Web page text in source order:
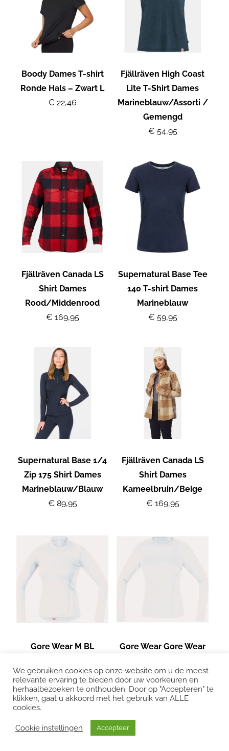
Boody Dames T-shirt
Ronde Hals – Zwart L
€ 22,46
Fjällräven High Coast
Lite T-Shirt Dames
Marineblauw/Assorti /
Gemengd
€ 54,95
Fjällräven Canada LS
Shirt Dames
Rood/Middenrood
€ 169,95
Supernatural Base Tee
140 T-shirt Dames
Marineblauw
€ 59,95
Supernatural Base 1/4
Zip 175 Shirt Dames
Marineblauw/Blauw
€ 89,95
Fjällräven Canada LS
Shirt Dames
Kameelbruin/Beige
€ 169,95
Gore Wear M BL
Shirt Dames Wit
€ 69,95
Gore Wear Gore Wear
Sleeve Shirt Dames
Wit
€ 59,95
We gebruiken cookies op onze website om u de meest
relevante ervaring te bieden door uw voorkeuren en
herhaalbezoeken te onthouden. Door op "Accepteren" te
klikken, gaat u akkoord met het gebruik van ALLE
cookies.
Cookie instellingen Accepteer